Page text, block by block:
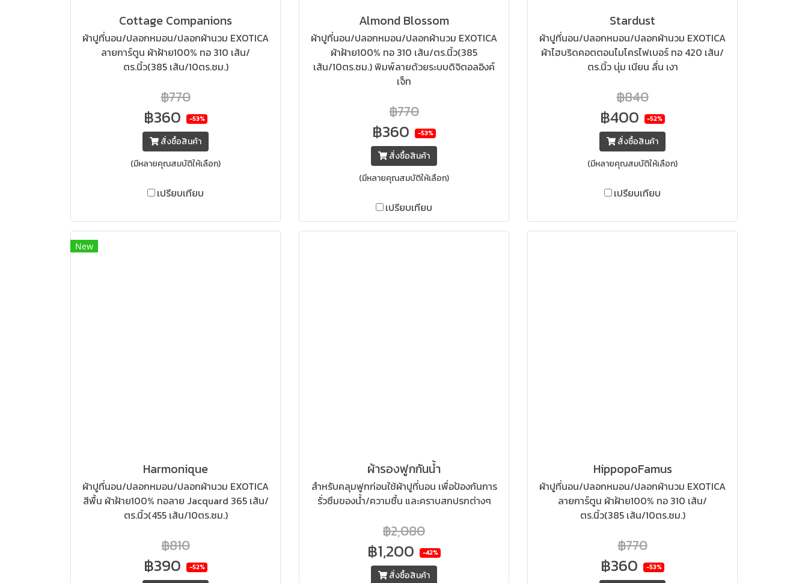
Cottage Companions
ผ้าปูที่นอน/ปลอกหมอน/ปลอกผ้านวม EXOTICA
ลายการ์ตูน ผ้าฝ้าย100% ทอ 310 เส้น/
ตร.นิ้ว(385 เส้น/10ตร.ซม.)
฿770
฿360 -53%
สั่งซื้อสินค้า
(มีหลายคุณสมบัติให้เลือก)
เปรียบเทียบ
Almond Blossom
ผ้าปูที่นอน/ปลอกหมอน/ปลอกผ้านวม EXOTICA
ผ้าฝ้าย100% ทอ 310 เส้น/ตร.นิ้ว(385
เส้น/10ตร.ซม.) พิมพ์ลายด้วยระบบดิจิตอลอิงค์
เจ็ท
฿770
฿360 -53%
สั่งซื้อสินค้า
(มีหลายคุณสมบัติให้เลือก)
เปรียบเทียบ
Stardust
ผ้าปูที่นอน/ปลอกหมอน/ปลอกผ้านวม EXOTICA
ผ้าไฮบริดคอตตอนไมโครไฟเบอร์ ทอ 420 เส้น/
ตร.นิ้ว นุ่ม เนียน ลื่น เงา
฿840
฿400 -52%
สั่งซื้อสินค้า
(มีหลายคุณสมบัติให้เลือก)
เปรียบเทียบ
New
Harmonique
ผ้าปูที่นอน/ปลอกหมอน/ปลอกผ้านวม EXOTICA
สีพื้น ผ้าฝ้าย100% ทอลาย Jacquard 365 เส้น/
ตร.นิ้ว(455 เส้น/10ตร.ซม.)
฿810
฿390 -52%
ผ้ารองฟูกกันน้ำ
สำหรับคลุมฟูกก่อนใช้ผ้าปูที่นอน เพื่อป้องกันการ
รั่วซึมของน้ำ/ความชื้น และคราบสกปรกต่างๆ
฿2,080
฿1,200 -42%
สั่งซื้อสินค้า
HippopoFamus
ผ้าปูที่นอน/ปลอกหมอน/ปลอกผ้านวม EXOTICA
ลายการ์ตูน ผ้าฝ้าย100% ทอ 310 เส้น/
ตร.นิ้ว(385 เส้น/10ตร.ซม.)
฿770
฿360 -53%